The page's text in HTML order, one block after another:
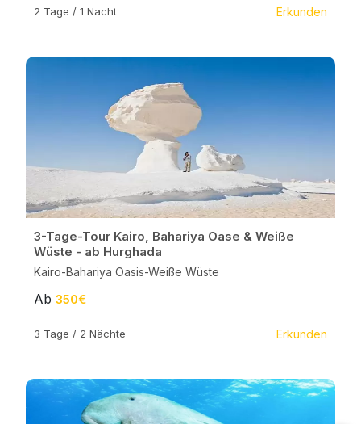
2 Tage / 1 Nacht Erkunden
3-Tage-Tour Kairo, Bahariya Oase & Weiße
Wüste - ab Hurghada
Kairo-Bahariya Oasis-Weiße Wüste
Ab 350€
3 Tage / 2 Nächte Erkunden